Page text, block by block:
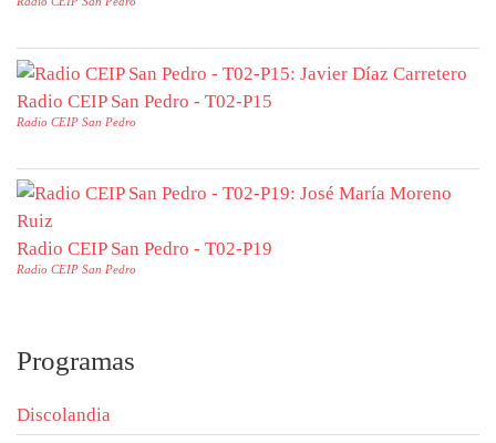
Radio CEIP San Pedro - T02-P15
Radio CEIP San Pedro
Radio CEIP San Pedro - T02-P19
Radio CEIP San Pedro
Programas
Discolandia